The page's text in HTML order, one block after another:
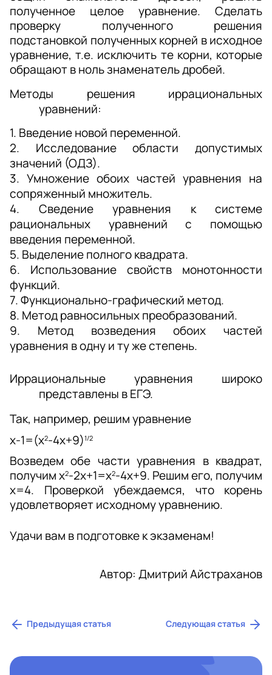
полученное целое уравнение. Сделать
проверку полученного решения
подстановкой полученных корней в исходное
уравнение, т.е. исключить те корни, которые
обращают в ноль знаменатель дробей.
Методы решения иррациональных
уравнений:
1. Введение новой переменной.
2. Исследование области допустимых
значений (ОДЗ).
3. Умножение обоих частей уравнения на
сопряженный множитель.
4. Сведение уравнения к системе
рациональных уравнений с помощью
введения переменной.
5. Выделение полного квадрата.
6. Использование свойств монотонности
функций.
7. Функционально-графический метод.
8. Метод равносильных преобразований.
9. Метод возведения обоих частей
уравнения в одну и ту же степень.
Иррациональные уравнения широко
представлены в ЕГЭ.
Так, например, решим уравнение
x-1=(х2-4х+9)1/2
Возведем обе части уравнения в квадрат,
получим x2-2x+1=x2-4x+9. Решим его, получим
х=4. Проверкой убеждаемся, что корень
удовлетворяет исходному уравнению.
Удачи вам в подготовке к экзаменам!
Автор: Дмитрий Айстраханов
Предыдущая статья Следующая статья